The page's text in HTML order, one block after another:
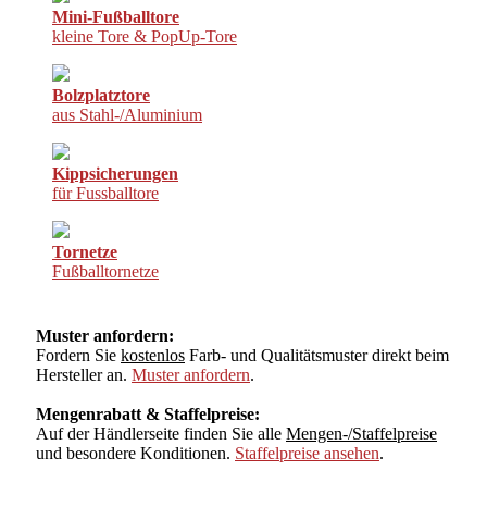
Mini-Fußballtore
kleine Tore & PopUp-Tore
Bolzplatztore
aus Stahl-/Aluminium
Kippsicherungen
für Fussballtore
Tornetze
Fußballtornetze
Muster anfordern:
Fordern Sie kostenlos Farb- und Qualitätsmuster direkt beim
Hersteller an. Muster anfordern.
Mengenrabatt & Staffelpreise:
Auf der Händlerseite finden Sie alle Mengen-/Staffelpreise
und besondere Konditionen. Staffelpreise ansehen.